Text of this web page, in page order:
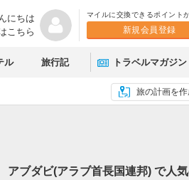
にちは
こちら
マイルに交換できるポイント
新規会員登録
ル 旅行記 トラベルマガジン
旅の計画を
アブダビ(アラブ首長国連邦) で人